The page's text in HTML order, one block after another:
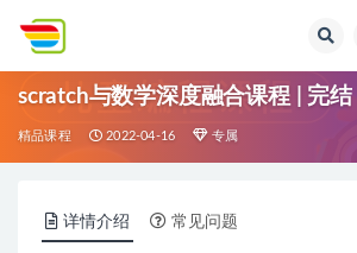
scratch与数学深度融合课程 | 完结
精品课程 2022-04-16 专属
详情介绍 常见问题